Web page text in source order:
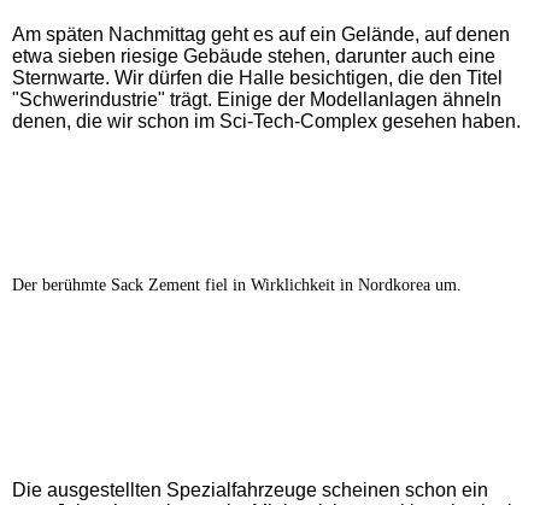
Am späten Nachmittag geht es auf ein Gelände, auf denen
etwa sieben riesige Gebäude stehen, darunter auch eine
Sternwarte. Wir dürfen die Halle besichtigen, die den Titel
"Schwerindustrie" trägt. Einige der Modellanlagen ähneln
denen, die wir schon im Sci-Tech-Complex gesehen haben.
Der berühmte Sack Zement fiel in Wirklichkeit in Nordkorea um.
Die ausgestellten Spezialfahrzeuge scheinen schon ein